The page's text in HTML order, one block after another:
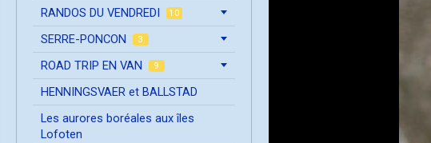
RANDOS DU VENDREDI 10
SERRE-PONCON 3
ROAD TRIP EN VAN 9
HENNINGSVAER et BALLSTAD
Les aurores boréales aux îles
Lofoten